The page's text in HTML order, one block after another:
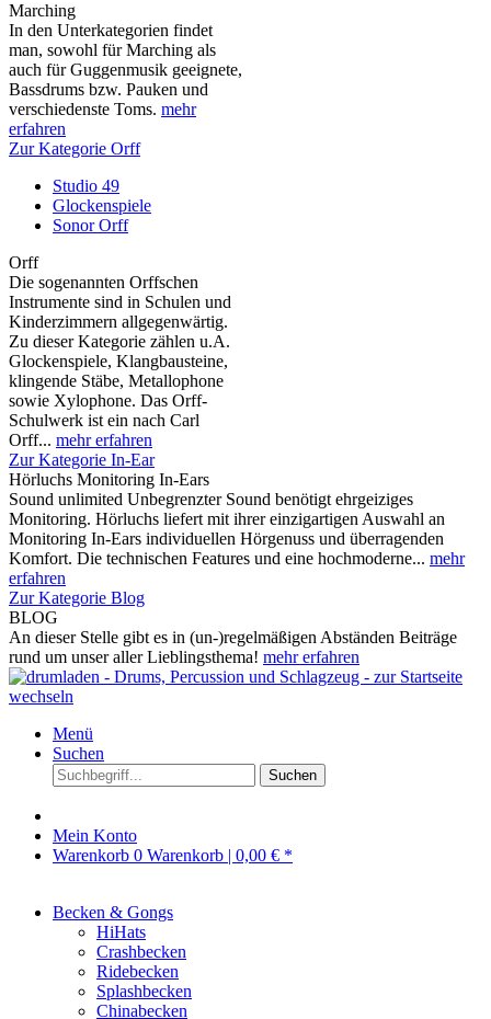
Marching
In den Unterkategorien findet
man, sowohl für Marching als
auch für Guggenmusik geeignete,
Bassdrums bzw. Pauken und
verschiedenste Toms. mehr
erfahren
Zur Kategorie Orff
Studio 49
Glockenspiele
Sonor Orff
Orff
Die sogenannten Orffschen
Instrumente sind in Schulen und
Kinderzimmern allgegenwärtig.
Zu dieser Kategorie zählen u.A.
Glockenspiele, Klangbausteine,
klingende Stäbe, Metallophone
sowie Xylophone. Das Orff-
Schulwerk ist ein nach Carl
Orff... mehr erfahren
Zur Kategorie In-Ear
Hörluchs Monitoring In-Ears
Sound unlimited Unbegrenzter Sound benötigt ehrgeiziges
Monitoring. Hörluchs liefert mit ihrer einzigartigen Auswahl an
Monitoring In-Ears individuellen Hörgenuss und überragenden
Komfort. Die technischen Features und eine hochmoderne... mehr
erfahren
Zur Kategorie Blog
BLOG
An dieser Stelle gibt es in (un-)regelmäßigen Abständen Beiträge
rund um unser aller Lieblingsthema! mehr erfahren
Menü
Suchen
Suchen
Mein Konto
Warenkorb 0 Warenkorb | 0,00 € *
Becken & Gongs
HiHats
Crashbecken
Ridebecken
Splashbecken
Chinabecken